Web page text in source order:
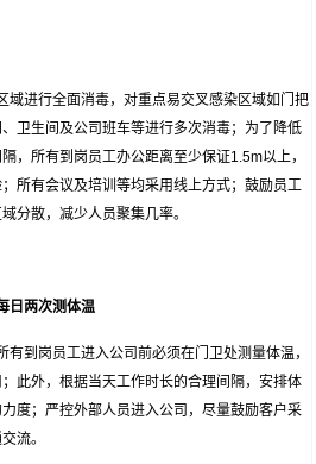
进行全面消毒，对重点易交叉感染区域如门把
卫生间及公司班车等进行多次消毒；为了降低
，所有到岗员工办公距离至少保证1.5m以上，
所有会议及培训等均采用线上方式；鼓励员工
分散，减少人员聚集几率。
日两次测体温
到岗员工进入公司前必须在门卫处测量体温，
此外，根据当天工作时长的合理间隔，安排体
度；严控外部人员进入公司，尽量鼓励客户采
流。